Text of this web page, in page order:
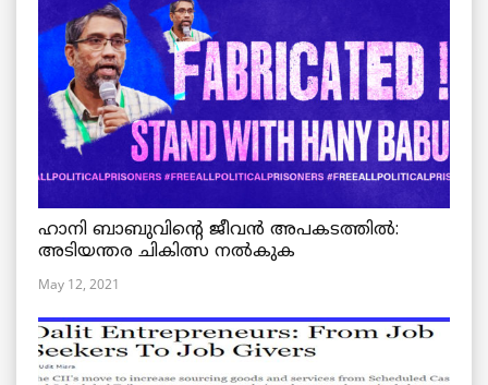
ഹാനി ബാബുവിന്റെ ജീവൻ അപകടത്തിൽ:
അടിയന്തര ചികിത്സ നൽകുക
May 12, 2021